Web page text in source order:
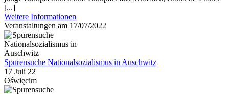
[...]
Weitere Informationen
Veranstaltungen am 17/07/2022
Spurensuche Nationalsozialismus in Auschwitz
17 Juli 22
Oświęcim